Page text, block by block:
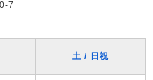
7
土 / 日祝